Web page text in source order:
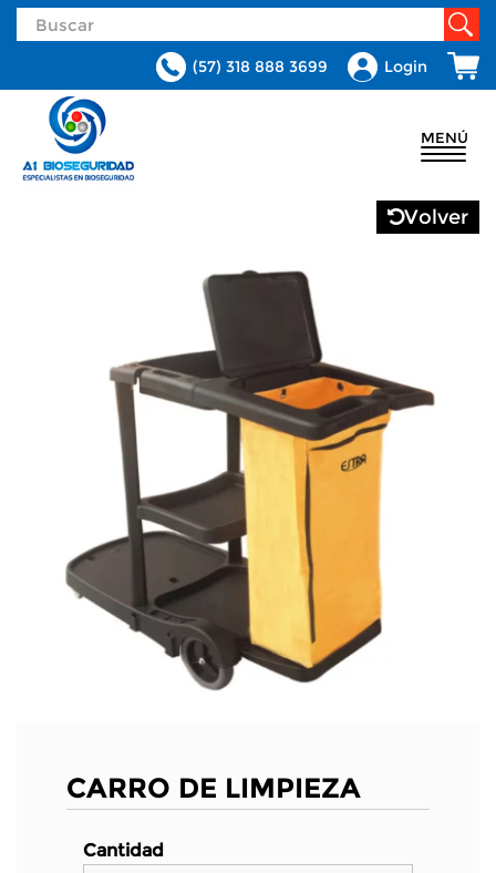
Login
(57) 318 888 3699
MENÚ
Volver
CARRO DE LIMPIEZA
Cantidad